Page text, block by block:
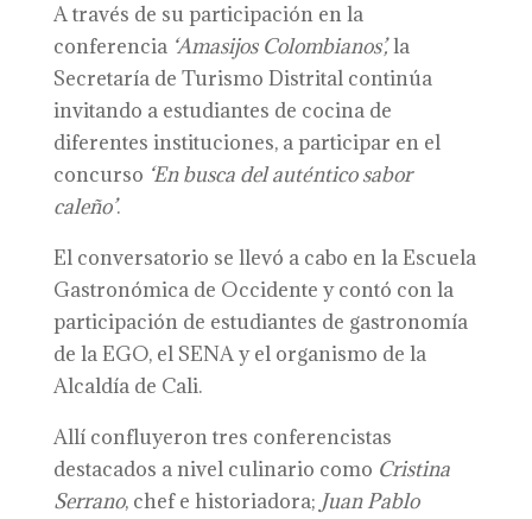
A través de su participación en la
conferencia‘Amasijos Colombianos’,la
Secretaría de Turismo Distrital continúa
invitando a estudiantes de cocina de
diferentes instituciones, a participar en el
concurso ‘En busca del auténtico sabor
caleño’.
El conversatorio se llevó a cabo en la Escuela
Gastronómica de Occidente y contó con la
participación de estudiantes de gastronomía
de la EGO, el SENA y el organismo de la
Alcaldía de Cali.
Allí confluyeron tres conferencistas
destacados a nivel culinario como Cristina
Serrano, chef e historiadora; Juan Pablo